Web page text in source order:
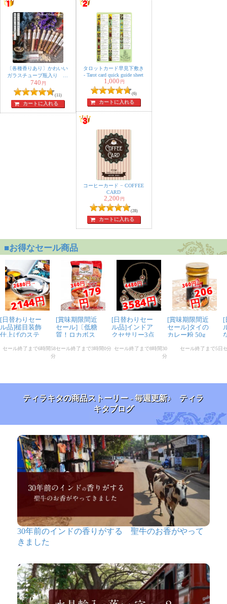
〔各種香りあり〕かわいい
ガラスチューブ瓶入り 樹
脂香 ハーブ香 レジンイ
ンセンス 自然由来の豊か
な香り オラクルカードな
どのスマッジングにも
740 円
(11)
カートに入れる
タロットカード早見下敷き
‐ Tarot card quick guide sheet
1,000 円
(6)
カートに入れる
コーヒーカード − COFFEE
CARD
2,200 円
(28)
カートに入れる
ティラキタの商品ストーリー - 毎週更新♪ ティラ
キタブログ
30年前のインドの香りがする 聖牛のお香がやって
きました